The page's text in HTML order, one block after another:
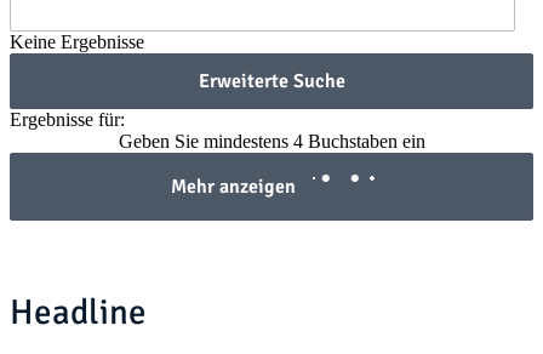
Keine Ergebnisse
Erweiterte Suche
Ergebnisse für:
Geben Sie mindestens 4 Buchstaben ein
Mehr anzeigen
Headline